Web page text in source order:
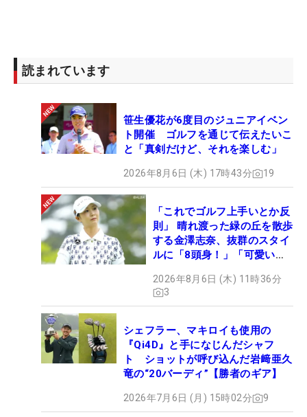
読まれています
笹生優花が6度目のジュニアイベン
ト開催 ゴルフを通じて伝えたいこ
と「真剣だけど、それを楽しむ」
2026年8月6日 (木) 17時43分 19
「これでゴルフ上手いとか反
則」 晴れ渡った緑の丘を散歩
する金澤志奈、抜群のスタイ
ルに「8頭身！」「可愛いに
2026年8月6日 (木) 11時36分
3
シェフラー、マキロイも使用の
『Qi4D』と手になじんだシャフ
ト ショットが呼び込んだ岩﨑亜久
竜の“20バーディ”【勝者のギア】
2026年7月6日 (月) 15時02分 9